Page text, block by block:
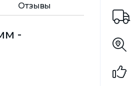
Отзывы
-